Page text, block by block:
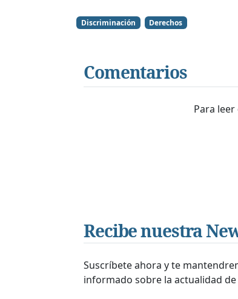
Discriminación Derechos
Comentarios
Para
Recibe nuestra
Suscríbete ahora y te
informado sobre la actualidad de